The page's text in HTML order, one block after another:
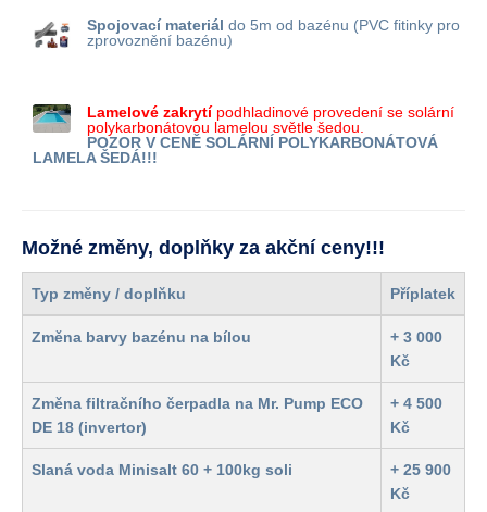
Spojovací materiál do 5m od bazénu (PVC fitinky pro
zprovoznění bazénu)
Lamelové zakrytípodhladinové provedení se solární
polykarbonátovou lamelou světle šedou.
POZOR V CENĚ SOLÁRNÍ POLYKARBONÁTOVÁ
LAMELA ŠEDÁ!!!
Možné změny, doplňky za akční ceny!!!
Typ změny / doplňku Příplatek
Změna barvy bazénu na bílou
+ 3 000
Kč
Změna filtračního čerpadla na Mr. Pump ECO
DE 18 (invertor)
+ 4 500
Kč
Slaná voda Minisalt 60 + 100kg soli
+ 25 900
Kč